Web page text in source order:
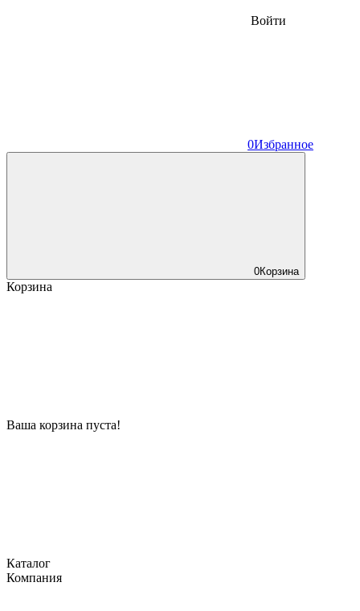
Войти
0Избранное
0Корзина
Корзина
Ваша корзина пуста!
Каталог
Компания